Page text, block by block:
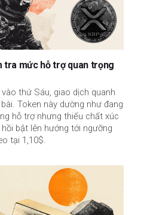
tra mức hỗ trợ quan trọng
thứ Sáu, giao dịch quanh
Token này dường như đang
hỗ trợ nhưng thiếu chất xúc
bật lên hướng tới ngưỡng
tại 1,10$.